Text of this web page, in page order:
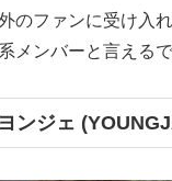
のファンに受け入
メンバーと言えるで
ンジェ